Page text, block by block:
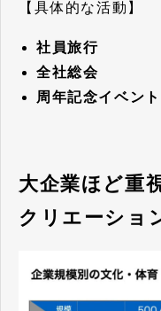
【具体的な活動】
社員旅行
全社総会
周年記念イベント
大企業ほど重
クリエーショ